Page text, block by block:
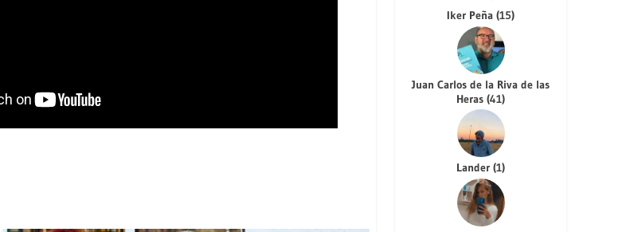
Iker Peña(15)
Juan Carlos de la Riva de las
Heras(41)
Lander(1)